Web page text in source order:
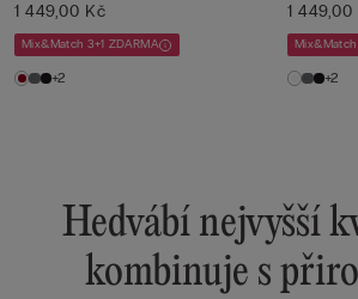
He...
1 449,00 Kč
Mix&Match 3+1 ZDARMA
+2
He...
1 449,00
Mix&Match
+2
Hedvábí nejvyšší
kombinuje s